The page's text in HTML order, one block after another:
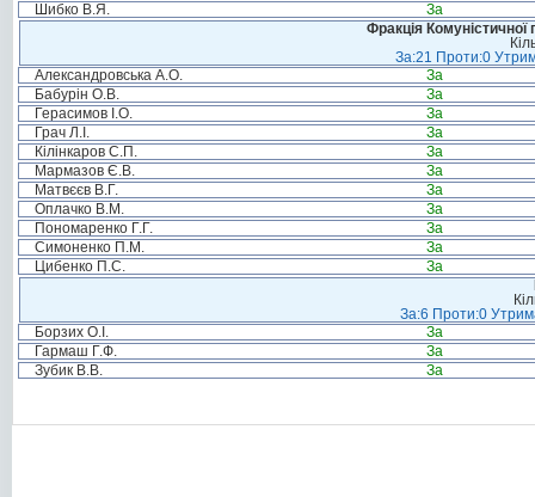
Шибко В.Я.
За
Фракція Комуністичної
За:21 Проти:0
Александровська А.О.
За
Бабурін О.В.
За
Герасимов І.О.
За
Грач Л.І.
За
Кілінкаров С.П.
За
Мармазов Є.В.
За
Матвєєв В.Г.
За
Оплачко В.М.
За
Пономаренко Г.Г.
За
Симоненко П.М.
За
Цибенко П.С.
За
За:6 Проти:0
Борзих О.І.
За
Гармаш Г.Ф.
За
Зубик В.В.
За